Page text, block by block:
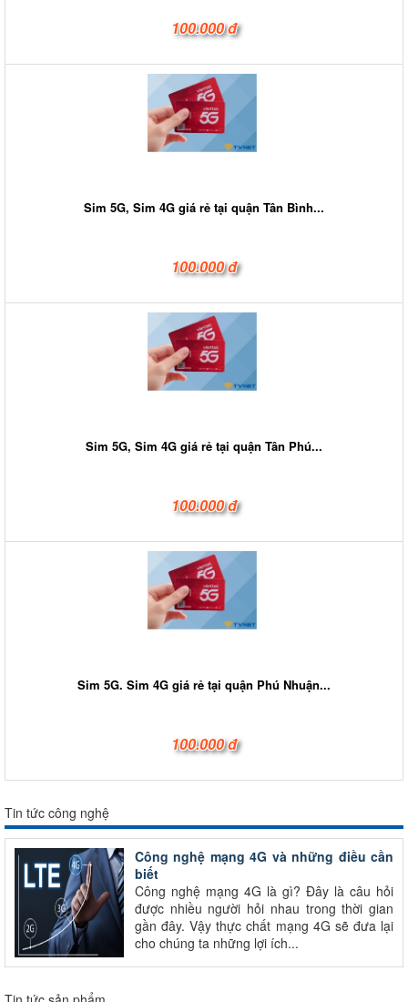
100.000 đ
Sim 5G, Sim 4G giá rẻ tại quận Tân Bình...
100.000 đ
Sim 5G, Sim 4G giá rẻ tại quận Tân Phú...
100.000 đ
Sim 5G. Sim 4G giá rẻ tại quận Phú Nhuận...
100.000 đ
Tin tức công nghệ
Công nghệ mạng 4G và những điều cần
biết
Công nghệ mạng 4G là gì? Đây là câu hỏi
được nhiều người hỏi nhau trong thời gian
gần đây. Vậy thực chất mạng 4G sẽ đưa lại
cho chúng ta những lợi ích...